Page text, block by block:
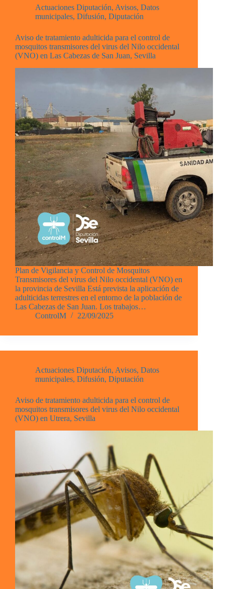
Actuaciones Diputación, Avisos, Datos
municipales, Difusión, Diputación
Aviso de tratamiento adulticida para el control de
mosquitos transmisores del virus del Nilo occidental
(VNO) en Las Cabezas de San Juan, Sevilla
Plan de Vigilancia y Control de Mosquitos
Transmisores del virus del Nilo occidental (VNO) en
la provincia de Sevilla Está prevista la aplicación de
adulticidas terrestres en el entorno de la población de
Las Cabezas de San Juan. Los trabajos…
ControlM
22/09/2025
Actuaciones Diputación, Avisos, Datos
municipales, Difusión, Diputación
Aviso de tratamiento adulticida para el control de
mosquitos transmisores del virus del Nilo occidental
(VNO) en Utrera, Sevilla